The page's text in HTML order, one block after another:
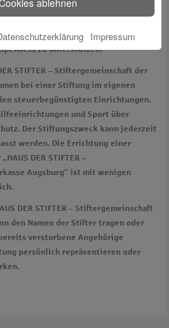
Projekte aus unterschiedlichen
oder durch Zuwendungen zur
zu unterstützen.
STIFTER – Stiftergemeinschaft der
bei einer Stiftung im eigenen
steuerbegünstigten Einrichtungen.
und Sport über
Der Stiftungszweck kann jederzeit
werden. Die Errichtung einer
DER STIFTER –
Augsburg“ ist mit wenigen
DER STIFTER – Stiftergemeinschaft
den Namen der Stifter tragen oder
verstorbene Angehörige
persönlich repräsentieren oder
ablehnen
Impressum